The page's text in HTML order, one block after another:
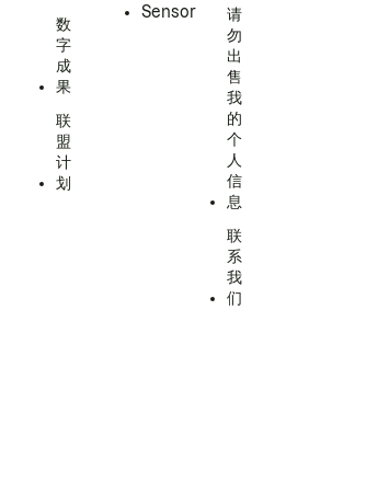
数
字
成
果
联
盟
计
划
Sensor
请
勿
出
售
我
的
个
人
信
息
联
系
我
们